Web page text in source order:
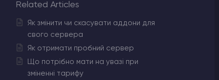
Related Articles
Як змінити чи скасувати аддони для
свого сервера
Як отримати пробний сервер
Що потрібно мати на увазі при
зміненні тарифу